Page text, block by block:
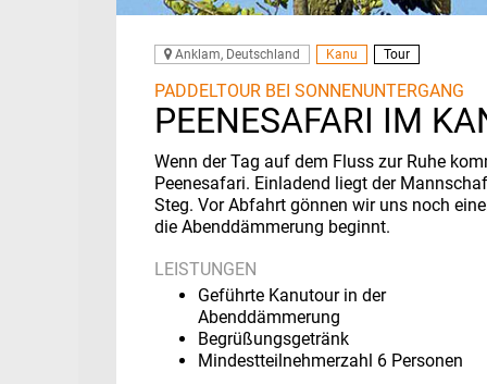
Anklam, Deutschland Kanu Tour
PADDELTOUR BEI SONNENUNTERGANG
PEENESAFARI IM
Wenn der Tag auf dem Fluss zur Ruhe
Peenesafari. Einladend liegt der
Steg. Vor Abfahrt gönnen wir uns noch
die Abenddämmerung beginnt.
LEISTUNGEN
Geführte Kanutour in der
Abenddämmerung
Begrüßungsgetränk
Mindestteilnehmerzahl 6 Personen